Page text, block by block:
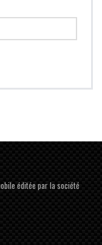
éditée par la société